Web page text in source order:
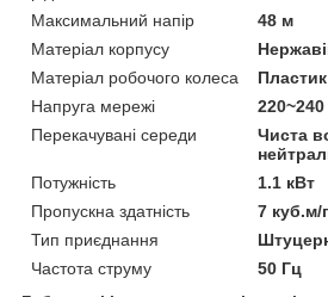
Максимальний напір
48 м
Матеріал корпусу
Матеріал робочого колеса
Пластик
Напруга мережі
Перекачувані середи
Чиста
Потужність
1.1 кВт
Пропускна здатність
7 куб.м/
Тип приєднання
Частота струму
50 Гц